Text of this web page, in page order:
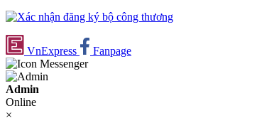
VnExpress Fanpage
Admin
Online
×